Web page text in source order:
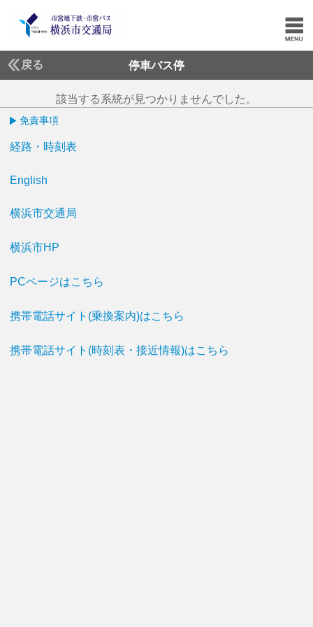
戻る 停車バス停
該当する系統が見つかりませんでした。
免責事項
経路・時刻表
English
横浜市交通局
横浜市HP
PCページはこちら
携帯電話サイト(乗換案内)はこちら
携帯電話サイト(時刻表・接近情報)はこちら